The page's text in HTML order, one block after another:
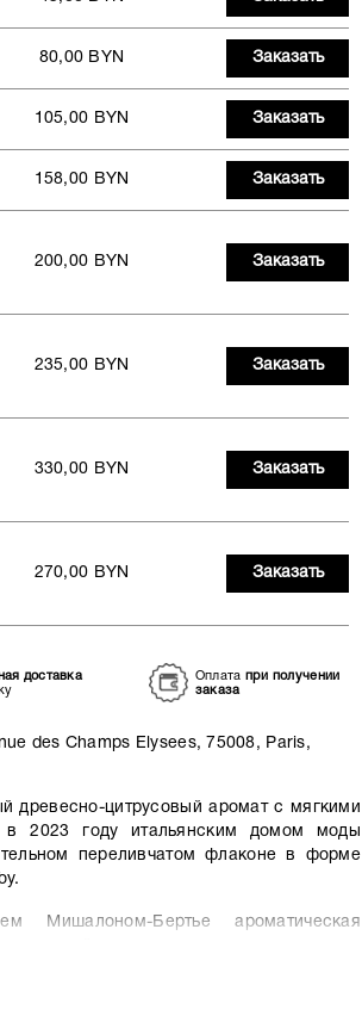
80,00 BYN Заказать
105,00 BYN Заказать
158,00 BYN Заказать
200,00 BYN Заказать
235,00 BYN Заказать
330,00 BYN Заказать
270,00 BYN Заказать
доставка
Оплата при получении
заказа
des Champs Elysees, 75008, Paris,
древесно-цитрусовый аромат с мягкими
в 2023 году итальянским домом моды
переливчатом флаконе в форме
Мишалоном-Бертье ароматическая
необыкновенное ощущение